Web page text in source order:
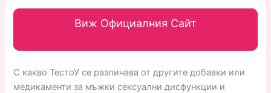
Виж Официалния Сайт
С какво ТестоУ се различава от другите добавки или
медикаменти за мъжки сексуални дисфункции и